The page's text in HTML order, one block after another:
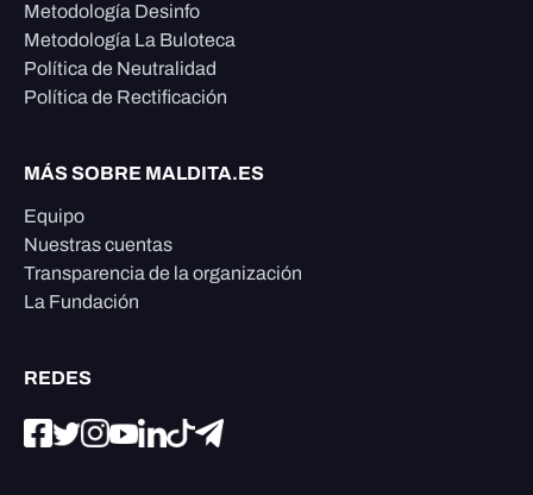
Metodología Desinfo
Metodología La Buloteca
Política de Neutralidad
Política de Rectificación
MÁS SOBRE MALDITA.ES
Equipo
Nuestras cuentas
Transparencia de la organización
La Fundación
REDES